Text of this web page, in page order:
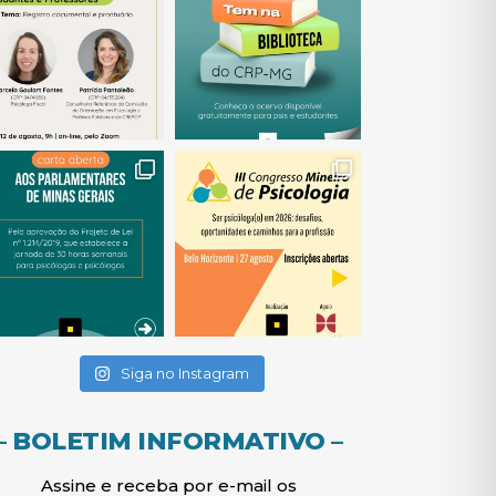
(abre em nova janela) (abre em nova janela)
Siga no Instagram(abre em nova janela)
BOLETIM INFORMATIVO –
Assine e receba por e-mail os